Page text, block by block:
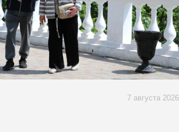
7 августа 2026